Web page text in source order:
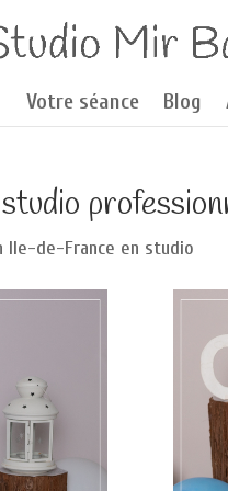
Votre séance Blog
Ile-de-France en studio